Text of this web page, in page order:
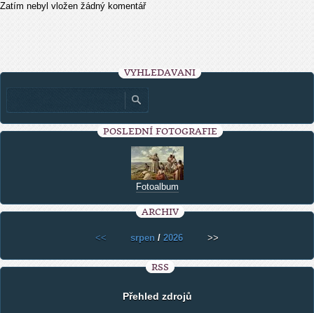
Zatím nebyl vložen žádný komentář
VYHLEDÁVÁNÍ
POSLEDNÍ FOTOGRAFIE
Fotoalbum
ARCHIV
<< srpen / 2026 >>
RSS
Přehled zdrojů